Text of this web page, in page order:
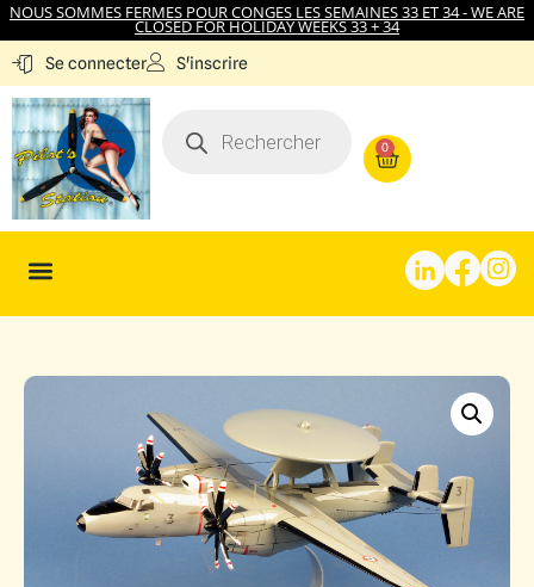
NOUS SOMMES FERMES POUR CONGES LES SEMAINES 33 ET 34 - WE ARE
CLOSED FOR HOLIDAY WEEKS 33 + 34
Se connecter S'inscrire
0